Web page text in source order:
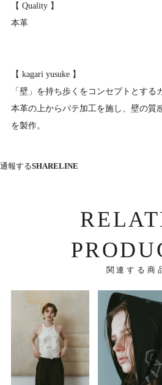
【 Quality 】
本革
【 kagari yusuke 】
「壁」を持ち歩くをコンセプトとする
本革の上からパテ加工を施し、壁の質
を製作。
通報するSHARELINE
関連する商